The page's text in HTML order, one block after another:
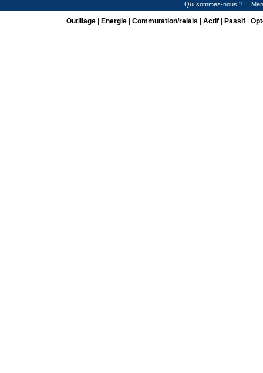
Qui sommes-nous ? |
Outillage| Energie| Commutation/relais Actif| Passif|